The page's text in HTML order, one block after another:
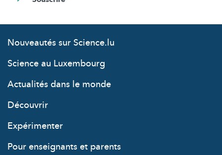
Nouveautés sur Science.lu
Science au Luxembourg
Actualités dans le monde
Découvrir
Expérimenter
Pour enseignants et parents